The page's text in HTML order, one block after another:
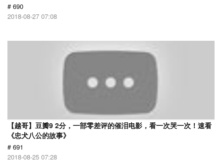
# 690
2018-08-27 07:08
【越哥】豆瓣9 2分，一部零差评的催泪电影，看一次哭一次！速看
《忠犬八公的故事》
# 691
2018-08-25 07:28